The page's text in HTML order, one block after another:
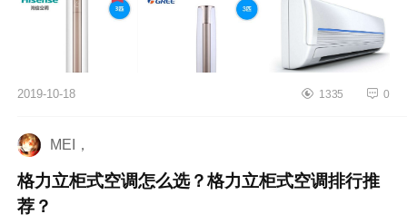
2019-10-18 1335 0
MEI，
格力立柜式空调怎么选？格力立柜式空调排行推
荐？